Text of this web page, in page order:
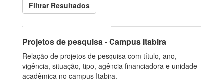
Filtrar Resultados
Projetos de pesquisa - Campus Itabira
Relação de projetos de pesquisa com título, ano,
vigência, situação, tipo, agência financiadora e unidade
acadêmica no campus Itabira.